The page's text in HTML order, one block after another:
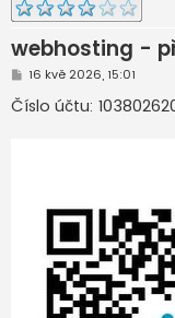
webhosting -
P
í
s
16 kvě 2026, 15:01
Číslo účtu: